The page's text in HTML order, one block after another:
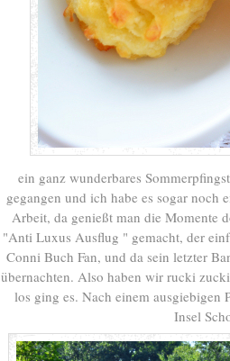
ein ganz wunderbares
gegangen und ich habe es sogar noch
Arbeit, da genießt man die Momente
"Anti Luxus Ausflug " gemacht, der
Conni Buch Fan, und da sein letzter
übernachten. Also haben wir rucki
los ging es. Nach einem ausgiebigen
Insel